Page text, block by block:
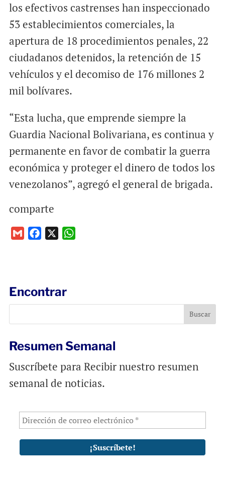
los efectivos castrenses han inspeccionado
53 establecimientos comerciales, la
apertura de 18 procedimientos penales, 22
ciudadanos detenidos, la retención de 15
vehículos y el decomiso de 176 millones 2
mil bolívares.
“Esta lucha, que emprende siempre la
Guardia Nacional Bolivariana, es continua y
permanente en favor de combatir la guerra
económica y proteger el dinero de todos los
venezolanos”, agregó el general de brigada.
comparte
o
k
p
Encontrar
Resumen Semanal
Suscríbete para Recibir nuestro resumen
semanal de noticias.